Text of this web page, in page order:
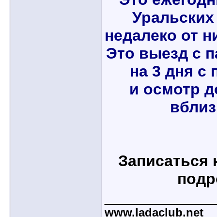
недалеко от
Это выезд с
на 3 дня с
и осмотр
Записаться
www.ladaclub.net